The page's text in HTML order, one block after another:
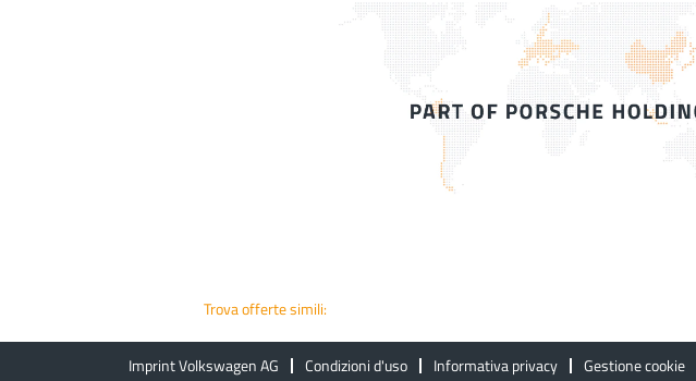
Trova offerte simili:
Imprint Volkswagen AG Condizioni d'uso Informativa privacy Gestione cookie